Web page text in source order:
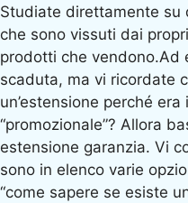
Studiate direttamente su
che sono vissuti dai
prodotti che vendono.Ad
scaduta, ma vi ricordate
un’estensione perché
“promozionale”? Allora
estensione garanzia. Vi
sono in elenco varie
“come sapere se esiste